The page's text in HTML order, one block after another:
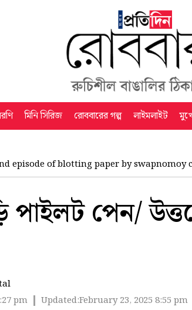
মিনি সিরিজ রোববারের গল্প লাইমলাইট
episode of blotting paper by swapnomoy
পাইলট পেন/
pm Updated:February 23, 2025 8:55 pm